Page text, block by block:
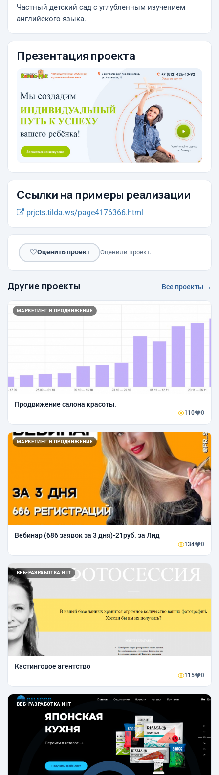
Частный детский сад с углубленным изучением
английского языка.
Презентация проекта
Ссылки на примеры реализации
prjcts.tilda.ws/page4176366.html
♡Оценить проект Оценили проект:
Другие проекты Все проекты →
МАРКЕТИНГ И ПРОДВИЖЕНИЕ
Продвижение салона красоты.
110 0
МАРКЕТИНГ И ПРОДВИЖЕНИЕ
Вебинар (686 заявок за 3 дня)-21руб. за Лид
134 0
ВЕБ-РАЗРАБОТКА И IT
Кастинговое агентство
115 0
ВЕБ-РАЗРАБОТКА И IT